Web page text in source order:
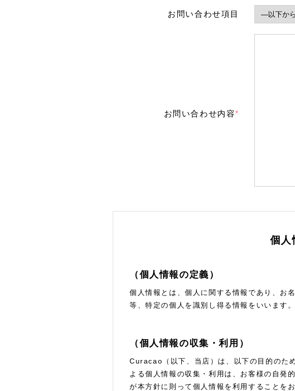
お問い合わせ項目
お問い合わせ内容*
個人
（個人情報の定義）
個人情報とは、個人に関する情報であり、お
等、特定の個人を識別し得る情報をいいます。
（個人情報の収集・利用）
Curacao（以下、当店）は、以下の目的のた
よる個人情報の収集・利用は、お客様の自発
が本方針に則って個人情報を利用することを